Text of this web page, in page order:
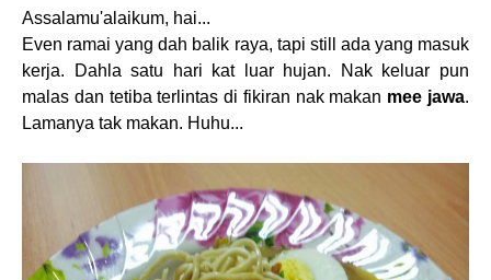
Assalamu'alaikum, hai...
Even ramai yang dah balik raya, tapi still ada yang masuk
kerja. Dahla satu hari kat luar hujan. Nak keluar pun
malas dan tetiba terlintas di fikiran nak makan mee jawa.
Lamanya tak makan. Huhu...